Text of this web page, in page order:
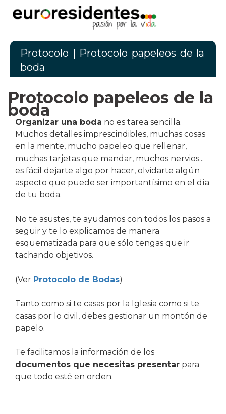
Protocolo
| Protocolo papeleos de la
boda
Protocolo papeleos de la
boda
Organizar una boda no es tarea sencilla.
Muchos detalles imprescindibles, muchas cosas
en la mente, mucho papeleo que rellenar,
muchas tarjetas que mandar, muchos nervios...
es fácil dejarte algo por hacer, olvidarte algún
aspecto que puede ser importantísimo en el día
de tu boda.
No te asustes, te ayudamos con todos los pasos a
seguir y te lo explicamos de manera
esquematizada para que sólo tengas que ir
tachando objetivos.
(Ver Protocolo de Bodas)
Tanto como si te casas por la Iglesia como si te
casas por lo civil, debes gestionar un montón de
papelo.
Te facilitamos la información de los
documentos que necesitas presentar para
que todo esté en orden.